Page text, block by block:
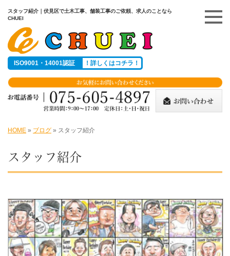
スタッフ紹介｜伏見区で土木工事、舗装工事のご依頼、求人のことなら
CHUEI
ISO9001・14001認証 ！詳しくはコチラ！
HOME » ブログ » スタッフ紹介
スタッフ紹介